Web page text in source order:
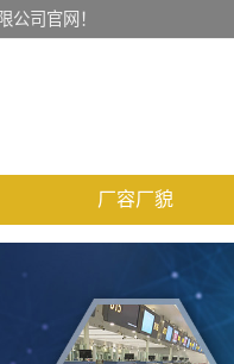
公司官网！
厂容厂貌